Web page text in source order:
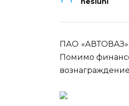
ПАО «АВТОВАЗ»
Помимо